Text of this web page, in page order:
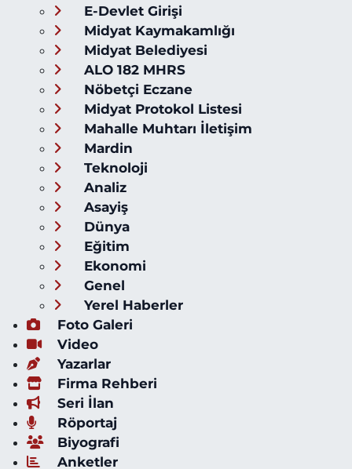
E-Devlet Girişi
Midyat Kaymakamlığı
Midyat Belediyesi
ALO 182 MHRS
Nöbetçi Eczane
Midyat Protokol Listesi
Mahalle Muhtarı İletişim
Mardin
Teknoloji
Analiz
Asayiş
Dünya
Eğitim
Ekonomi
Genel
Yerel Haberler
Foto Galeri
Video
Yazarlar
Firma Rehberi
Seri İlan
Röportaj
Biyografi
Anketler